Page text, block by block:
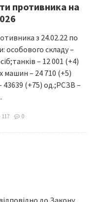
противника на
з 24.02.22 по
особового складу –
– 12 001 (+4)
машин – 24 710 (+5)
43639 (+75) од.;РСЗВ –
117 0
до Закону